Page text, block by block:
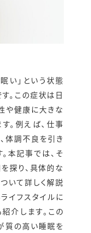
い」という状態
。この症状は日
や健康に大きな
。例えば、仕事
体調不良を引き
本記事では、そ
探り、具体的な
いて詳しく解説
イフスタイルに
介します。この
質の高い睡眠を